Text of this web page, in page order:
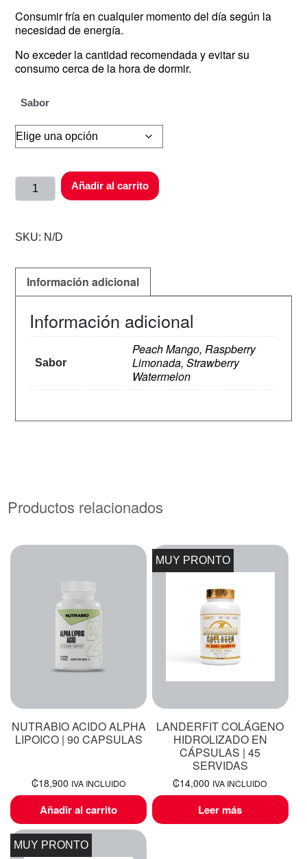
Consumir fría en cualquier momento del día según la
necesidad de energía.
No exceder la cantidad recomendada y evitar su
consumo cerca de la hora de dormir.
Sabor
Añadir al carrito
SKU: N/D
Información adicional
Información adicional
Sabor
Peach Mango, Raspberry
Limonada, Strawberry
Watermelon
Productos relacionados
NUTRABIO ACIDO ALPHA
LIPOICO | 90 CAPSULAS
₡18,900 IVA INCLUIDO
Añadir al carrito
MUY PRONTO
LANDERFIT COLÁGENO
HIDROLIZADO EN
CÁPSULAS | 45
SERVIDAS
₡14,000 IVA INCLUIDO
Leer más
MUY PRONTO